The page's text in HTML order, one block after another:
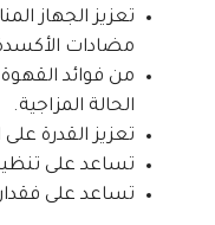
تعزيز الجهاز
مضادات
من فوائد
الحالة المزاجية.
تعزيز القدرة على
تساعد على
تساعد على